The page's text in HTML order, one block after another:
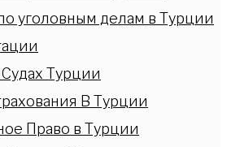
уголовным делам в Турции
Турции
В Турции
Право в Турции